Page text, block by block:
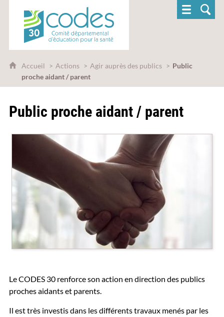
CoDES 30 - Comité départemental
Accueil Actions Agir auprès des publics
Public
proche aidant / parent
Public proche aidant / parent
Le CODES 30 renforce son action en direction des publics
proches aidants et parents.
Il est très investis dans les différents travaux menés par les